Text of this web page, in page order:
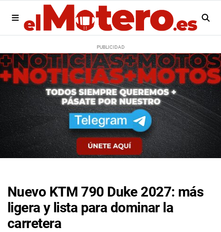
Nuevo KTM 790 Duke 2027: más
ligera y lista para dominar la
carretera